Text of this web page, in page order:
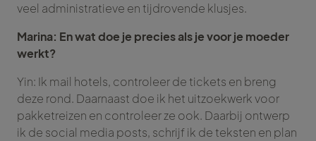
veel administratieve en tijdrovende klusjes.
Marina: En wat doe je precies als je voor je moeder
werkt?
Yin: Ik mail hotels, controleer de tickets en breng
deze rond. Daarnaast doe ik het uitzoekwerk voor
pakketreizen en controleer ze ook. Daarbij ontwerp
ik de social media posts, schrijf ik de teksten en plan